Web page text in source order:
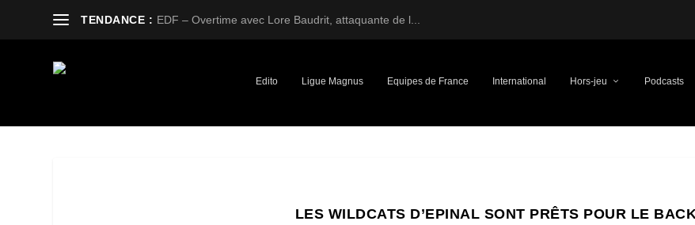
TENDANCE : EDF – Overtime avec Lore Baudrit, attaquante de l...
Edito Ligue Magnus Equipes de France International Hors-jeu Podcasts
LES WILDCATS D’EPINAL SONT PRÊTS POUR LE